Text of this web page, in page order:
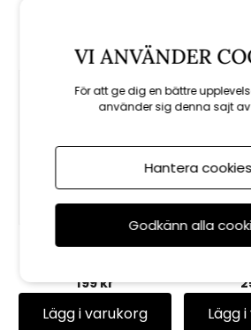
Ziggy cocktailglas -
199 kr
Lägg i varukorg Lägg
VI ANVÄNDER
För att ge dig en bättre
använder sig denna sajt
Hantera cookies
Godkänn alla